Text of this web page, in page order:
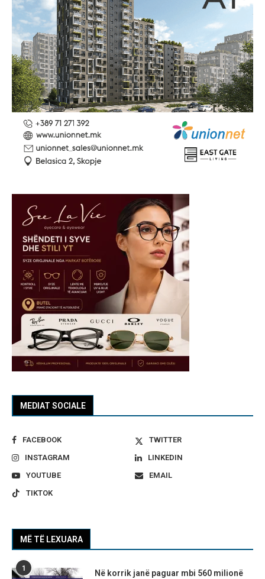
MEDIAT SOCIALE
FACEBOOK
TWITTER
INSTAGRAM
LINKEDIN
YOUTUBE
EMAIL
TIKTOK
MË TË LEXUARA
1
Në korrik janë paguar mbi 560 milionë